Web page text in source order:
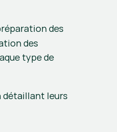
des
des
type de
détaillant leurs